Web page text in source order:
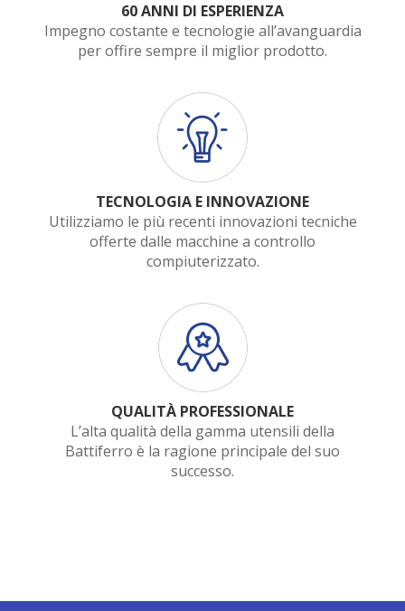
60 ANNI DI ESPERIENZA
Impegno costante e tecnologie all’avanguardia
per offire sempre il miglior prodotto.
TECNOLOGIA E INNOVAZIONE
Utilizziamo le più recenti innovazioni tecniche
offerte dalle macchine a controllo
compiuterizzato.
QUALITÀ PROFESSIONALE
L’alta qualità della gamma utensili della
Battiferro è la ragione principale del suo
successo.